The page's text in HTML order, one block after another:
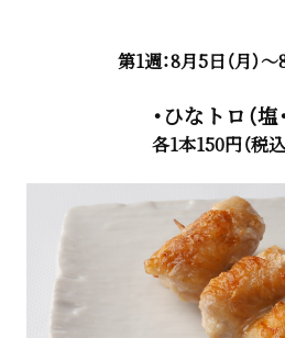
第1週：8月5日（月）～
・ひなトロ（塩
各1本150円（税